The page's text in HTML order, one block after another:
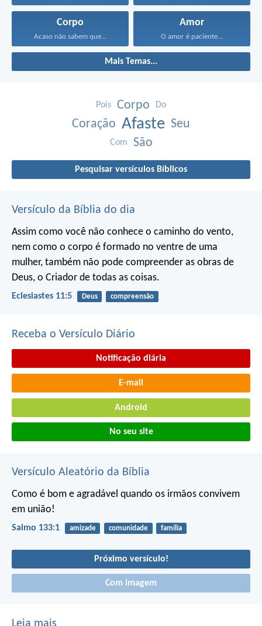
Corpo
Acaso não sabem que...
Amor
O amor é paciente...
Mais Temas...
Pois Corpo Do
Coração Afaste Seu
Com São
Pesquisar versículos Bíblicos
Versículo da Bíblia do dia
Assim como você não conhece o caminho do vento,
nem como o corpo é formado no ventre de uma
mulher, também não pode compreender as obras de
Deus, o Criador de todas as coisas.
Eclesiastes 11:5 Deus compreensão
Receba o Versículo Diário
Notificação diária
E-mail
Android
No seu site
Versículo Aleatório da Bíblia
Como é bom e agradável quando os irmãos convivem
em união!
Salmo 133:1 amizade comunidade família
Próximo versículo!
Com imagem